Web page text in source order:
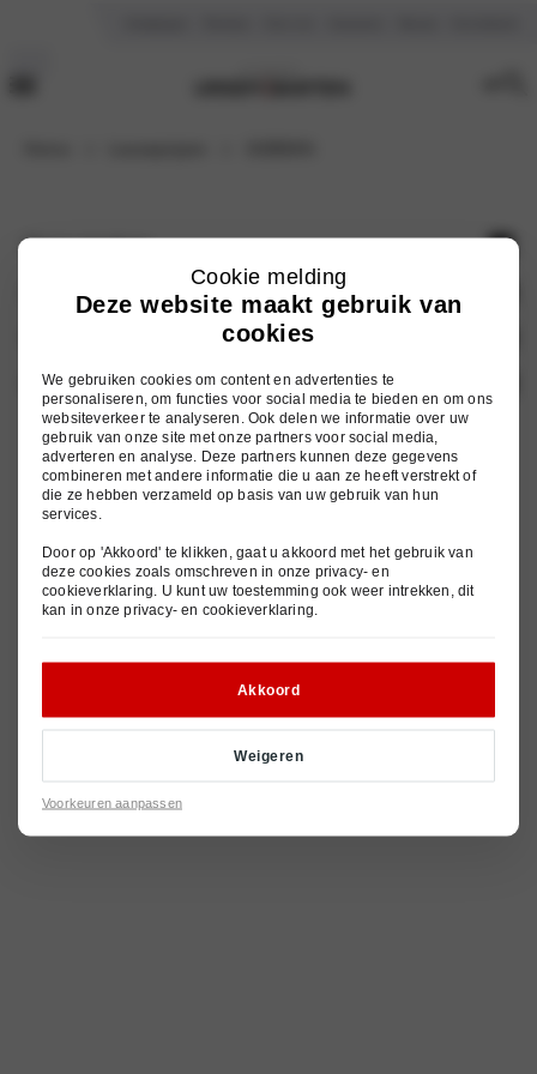
Cookie melding
Deze website maakt gebruik van
cookies
We gebruiken cookies om content en advertenties te
personaliseren, om functies voor social media te bieden en om ons
websiteverkeer te analyseren. Ook delen we informatie over uw
gebruik van onze site met onze partners voor social media,
adverteren en analyse. Deze partners kunnen deze gegevens
combineren met andere informatie die u aan ze heeft verstrekt of
die ze hebben verzameld op basis van uw gebruik van hun
services.
Door op 'Akkoord' te klikken, gaat u akkoord met het gebruik van
deze cookies zoals omschreven in onze privacy- en
cookieverklaring . U kunt uw toestemming ook weer intrekken, dit
kan in onzeprivacy- en cookieverklaring
Akkoord
Weigeren
Voorkeuren aanpassen
Onze merken
Nissan
Omoda
Jaecoo
Auto zoeken
Occasions
Elektrische auto's
Hybride auto's
Alle modellen
Onderhoud
Werkplaatsafspraak
Inruilwaarde berekenen
Autoschade
Pechhulp
Ursem Barten
Vestigingen
Over ons
Vacatures
Nieuws
Contact
© 2026
Privacy- en cookieverklaring
Algemene voorwaarden